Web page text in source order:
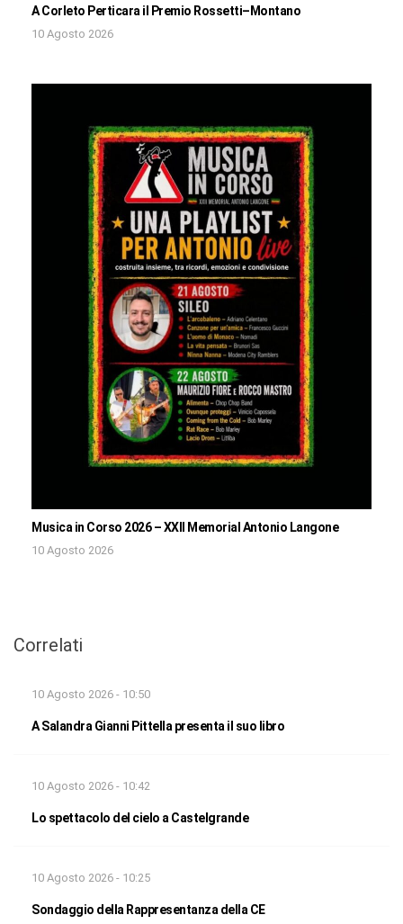
A Corleto Perticara il Premio Rossetti–Montano
10 Agosto 2026
Musica in Corso 2026 – XXII Memorial Antonio Langone
10 Agosto 2026
Correlati
10 Agosto 2026 - 10:50
A Salandra Gianni Pittella presenta il suo libro
10 Agosto 2026 - 10:42
Lo spettacolo del cielo a Castelgrande
10 Agosto 2026 - 10:25
Sondaggio della Rappresentanza della CE